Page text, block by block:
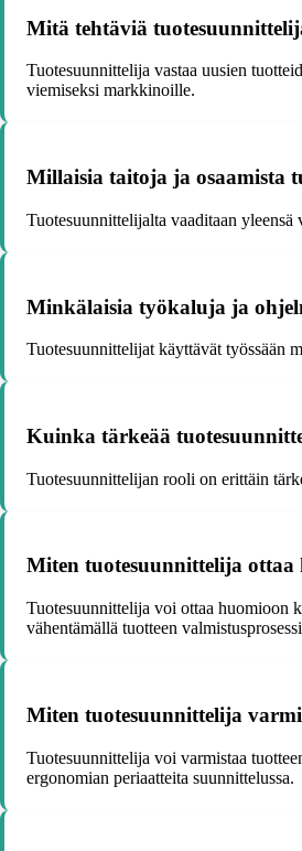
Mitä tehtäviä
Tuotesuunnittelija vastaa uusien
viemiseksi markkinoille.
Millaisia taitoja ja osaamista
Tuotesuunnittelijalta vaaditaan
Minkälaisia työkaluja ja
Tuotesuunnittelijat käyttävät työssään
Kuinka tärkeää
Tuotesuunnittelijan rooli on erittäin
Miten tuotesuunnittelija ottaa
Tuotesuunnittelija voi ottaa huomioon
vähentämällä tuotteen
Miten tuotesuunnittelija
Tuotesuunnittelija voi varmistaa
ergonomian periaatteita suunnittelussa.